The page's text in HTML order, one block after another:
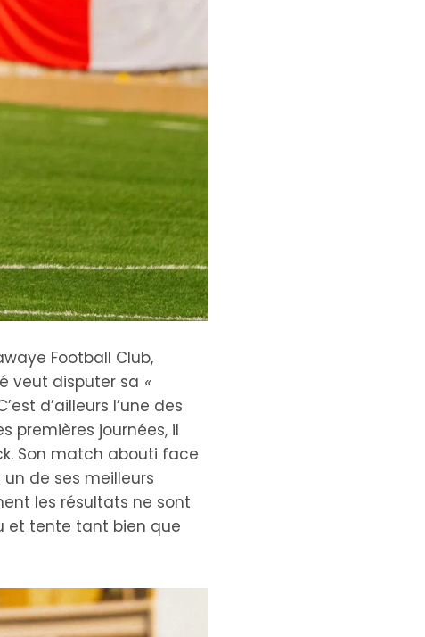
Football Club,
veut disputer sa «
d’ailleurs l’une des
premières journées, il
Son match abouti face
de ses meilleurs
les résultats ne sont
et tente tant bien que